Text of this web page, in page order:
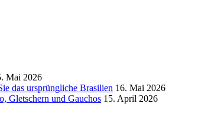
Mai 2026
das ursprüngliche Brasilien 16. Mai 2026
Gletschern und Gauchos 15. April 2026